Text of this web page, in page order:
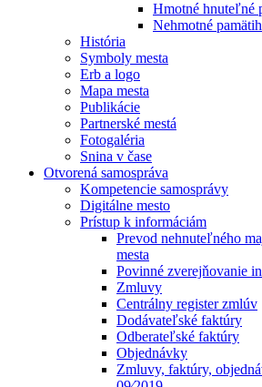
Hmotné hnuteľné
Nehmotné
História
Symboly mesta
Erb a logo
Mapa mesta
Publikácie
Partnerské mestá
Fotogaléria
Snina v čase
Otvorená samospráva
Kompetencie samosprávy
Digitálne mesto
Prístup k informáciám
Prevod nehnuteľného
mesta
Povinné zverejňovanie
Zmluvy
Centrálny register zmlúv
Dodávateľské faktúry
Odberateľské faktúry
Objednávky
Zmluvy, faktúry,